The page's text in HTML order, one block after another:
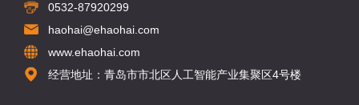
0532-87920299
haohai@ehaohai.com
www.ehaohai.com
经营地址：青岛市市北区人工智能产业集聚区4号楼